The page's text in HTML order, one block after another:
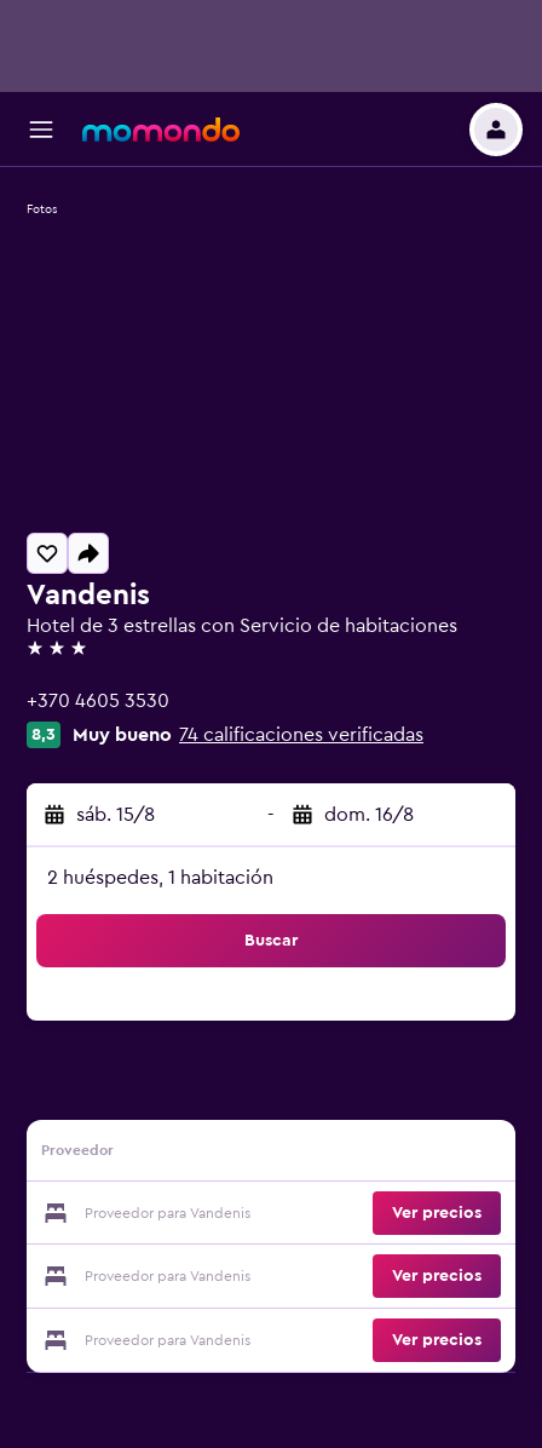
Vandenis
Hotel de 3 estrellas con Servicio de habitaciones
3 estrellas
+370 4605 3530
8,3 Muy bueno 74 calificaciones verificadas
sáb. 15/8 - dom. 16/8
2 huéspedes, 1 habitación
Buscar
Proveedor
Proveedor para Vandenis Ver precios
Proveedor para Vandenis Ver precios
Proveedor para Vandenis Ver precios
Fotos